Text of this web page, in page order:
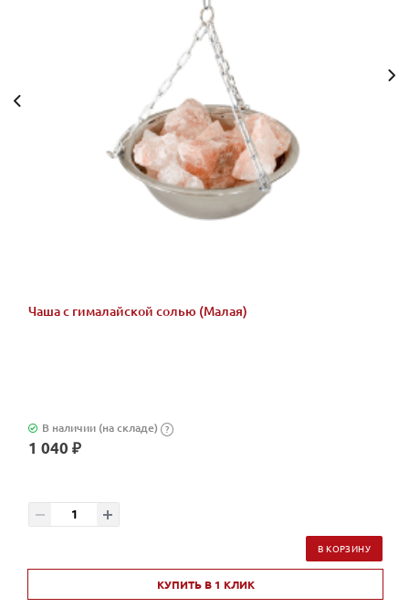
Чаша с гималайской солью (Малая)
В наличии (на складе) ?
1 040 ₽
В КОРЗИНУ
КУПИТЬ В 1 КЛИК